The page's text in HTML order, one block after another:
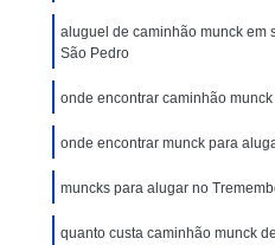
Caminhões Muncks de
Caminhões Muncks
Caminhões Tipo Munck
aluguel de caminhão munck em
São Pedro
onde encontrar caminhão
onde encontrar munck para
muncks para alugar no
quanto custa caminhão munck